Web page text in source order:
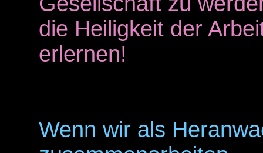
die Heiligkeit der
erlernen!
Wenn wir als